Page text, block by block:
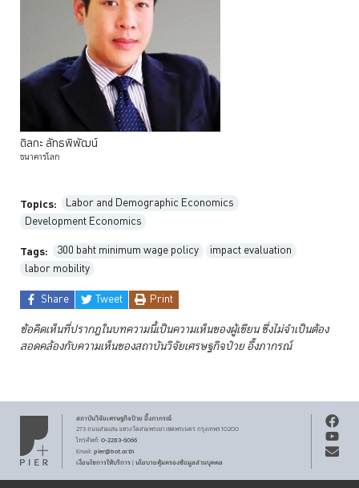
ดิลกะ ลัทธพิพัฒน์
ธนาคารโลก
Topics:
Labor and Demographic Economics
Development Economics
Tags: 300 baht minimum wage policy
impact evaluation
labor mobility
Share
Tweet Print
ข้อคิดเห็นที่ปรากฏในบทความนี้เป็นความเห็นของผู้เขียน ซึ่งไม่จำเป็นต้อง
สอดคล้องกับความเห็นของสถาบันวิจัยเศรษฐกิจป๋วยอึ๊งภากรณ์
สถาบันวิจัยเศรษฐกิจป๋วย อึ๊งภากรณ์
273 ถนนสามเสนแขวงวัดสามพระยาเขตพระนครกรุงเทพฯ 10200
โทรศัพท์: 0-2283-6066
Email: pier@bot.or.th
เงื่อนไขการให้บริการ|นโยบายคุ้มครองข้อมูลส่วนบุคคล